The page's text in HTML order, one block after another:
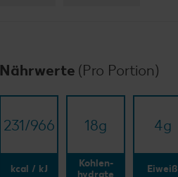
Nährwerte (Pro Portion)
231/​966
kcal / kJ
18g
Kohlen-
hydrate
4g
Eiweiß